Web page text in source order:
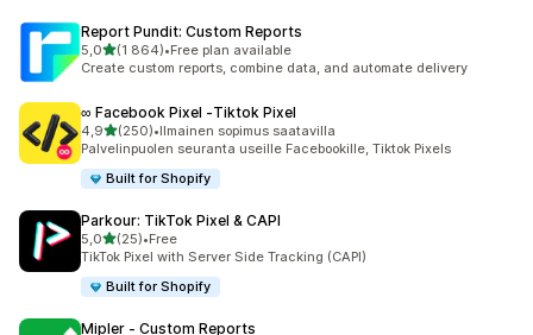
Report Pundit: Custom Reports
5,0/ 5 tähteä
(1 864)
1864 arvostelua yhteensä
•Free plan available
Create custom reports, combine data, and automate delivery
∞ Facebook Pixel ‑Tiktok Pixel
4,9/ 5 tähteä
(250)
250 arvostelua yhteensä
•Ilmainen sopimus saatavilla
Palvelinpuolen seuranta useille Facebookille, Tiktok Pixels
Built for Shopify
Parkour: TikTok Pixel & CAPI
5,0/ 5 tähteä
(25)
25 arvostelua yhteensä
•Free
TikTok Pixel with Server Side Tracking (CAPI)
Built for Shopify
Mipler ‑ Custom Reports